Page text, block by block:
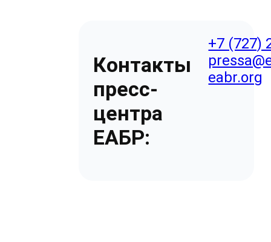
Контакты
пресс-
центра
ЕАБР:
+7 (727)
eabr.org